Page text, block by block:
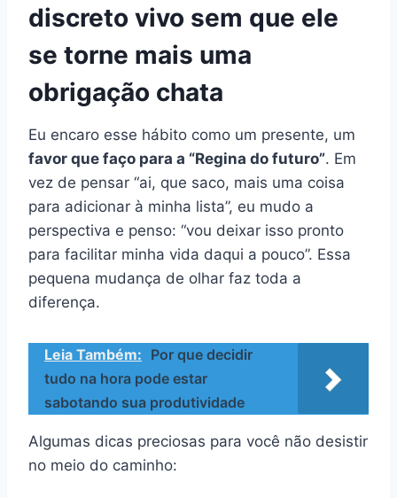
discreto vivo sem que ele
se torne mais uma
obrigação chata
Eu encaro esse hábito como um presente, um
favor que faço para a “Regina do futuro”. Em
vez de pensar “ai, que saco, mais uma coisa
para adicionar à minha lista”, eu mudo a
perspectiva e penso: “vou deixar isso pronto
para facilitar minha vida daqui a pouco”. Essa
pequena mudança de olhar faz toda a
diferença.
Leia Também: Por que decidir
tudo na hora pode estar
sabotando sua produtividade
Algumas dicas preciosas para você não desistir
no meio do caminho: